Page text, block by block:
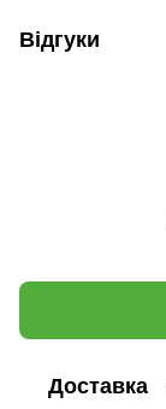
Відгуки
Доставка